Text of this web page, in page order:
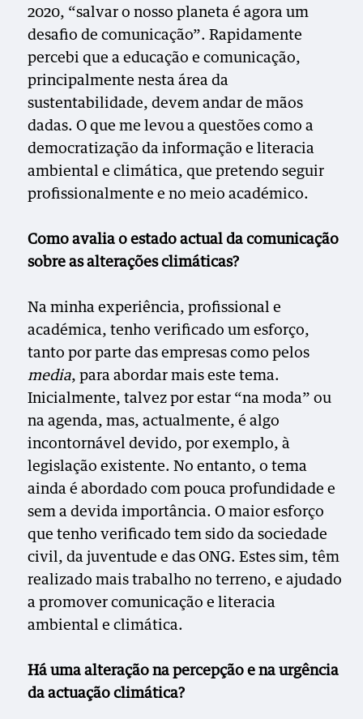
2020, “salvar o nosso planeta é agora um
desafio de comunicação”. Rapidamente
percebi que a educação e comunicação,
principalmente nesta área da
sustentabilidade, devem andar de mãos
dadas. O que me levou a questões como a
democratização da informação e literacia
ambiental e climática, que pretendo seguir
profissionalmente e no meio académico.
Como avalia o estado actual da comunicação
sobre as alterações climáticas?
Na minha experiência, profissional e
académica, tenho verificado um esforço,
tanto por parte das empresas como pelos
media, para abordar mais este tema.
Inicialmente, talvez por estar “na moda” ou
na agenda, mas, actualmente, é algo
incontornável devido, por exemplo, à
legislação existente. No entanto, o tema
ainda é abordado com pouca profundidade e
sem a devida importância. O maior esforço
que tenho verificado tem sido da sociedade
civil, da juventude e das ONG. Estes sim, têm
realizado mais trabalho no terreno, e ajudado
a promover comunicação e literacia
ambiental e climática.
Há uma alteração na percepção e na urgência
da actuação climática?